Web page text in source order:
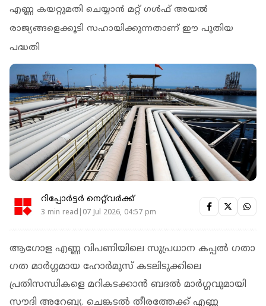
എണ്ണ കയറ്റുമതി ചെയ്യാൻ മറ്റ് ഗൾഫ് അയൽ
രാജ്യങ്ങളെക്കൂടി സഹായിക്കുന്നതാണ് ഈ പുതിയ
പദ്ധതി
റിപ്പോർട്ടർ നെറ്റ്‌വര്‍ക്ക്‌
3 min read|07 Jul 2026, 04:57 pm
ആഗോള എണ്ണ വിപണിയിലെ സുപ്രധാന കപ്പൽ ​ഗതാ​
ഗത മാർ​ഗ്ഗമായ ഹോർമുസ് കടലിടുക്കിലെ
പ്രതിസന്ധികളെ മറികടക്കാൻ ബദൽ മാർഗ്ഗവുമായി
സൗദി അറേബ്യ. ചെങ്കടൽ തീരത്തേക്ക് എണ്ണ